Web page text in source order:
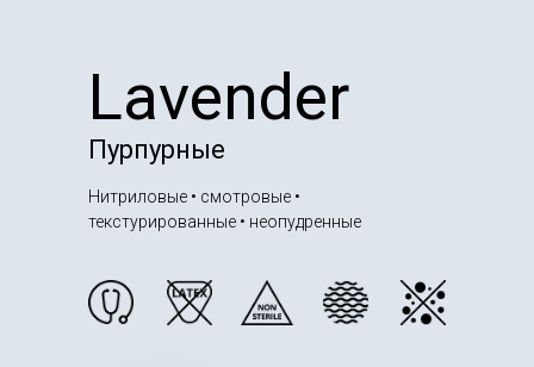
Нитриловые • смотровые •
текстурированные • неопудренные
Пурпурные
Lavender